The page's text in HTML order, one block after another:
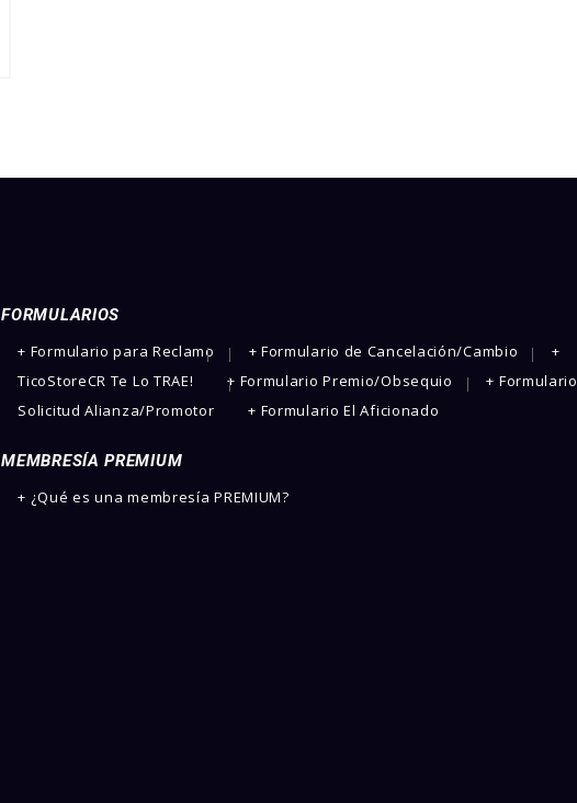
FORMULARIOS
+ Formulario para Reclamo
+ Formulario de Cancelación/Cambio
+
TicoStoreCR Te Lo TRAE!
+ Formulario Premio/Obsequio
+ Formulario
Solicitud Alianza/Promotor
+ Formulario El Aficionado
MEMBRESÍA PREMIUM
+ ¿Qué es una membresía PREMIUM?